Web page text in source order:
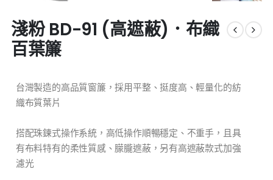
淺粉 BD-91 (高遮蔽)．布織
百葉簾
台灣製造的高品質窗簾，採用平整、挺度高、輕量化的紡
織布質葉片
搭配珠鍊式操作系統，高低操作順暢穩定、不重手，且具
有布料特有的柔性質感、朦朧遮蔽，另有高遮蔽款式加強
濾光